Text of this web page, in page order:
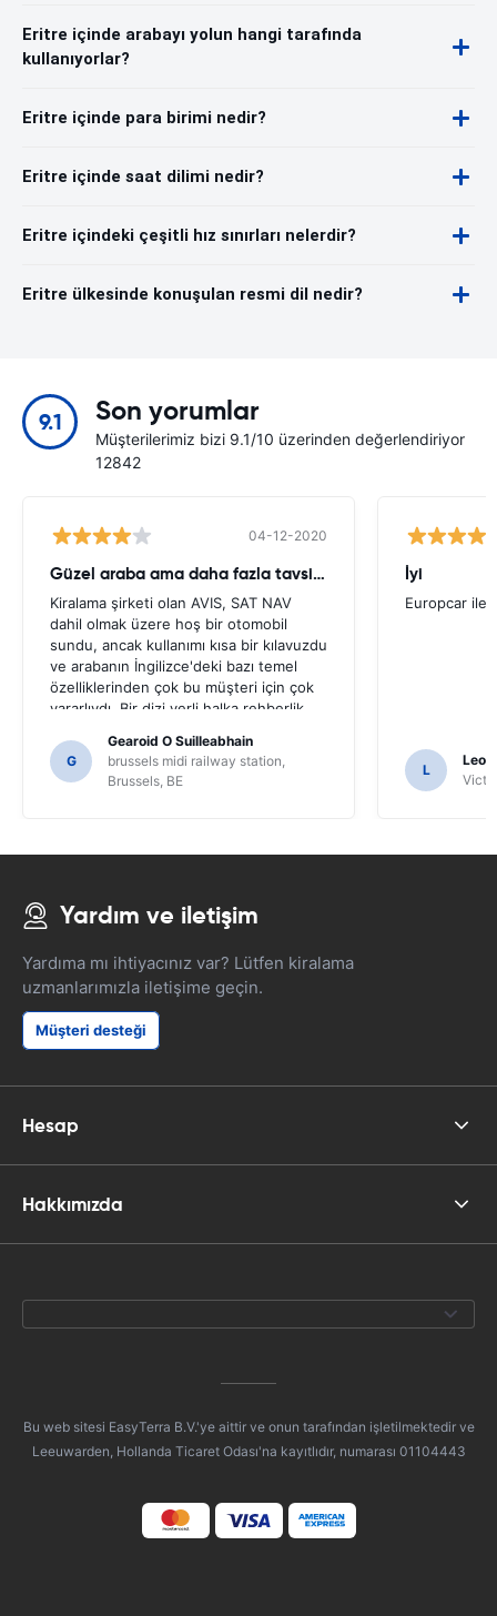
Eritre içinde arabayı yolun hangi tarafında
kullanıyorlar?
Eritre içinde para birimi nedir?
Eritre içinde saat dilimi nedir?
Eritre içindeki çeşitli hız sınırları nelerdir?
Eritre ülkesinde konuşulan resmi dil nedir?
9.1 Son yorumlar
Müşterilerimiz bizi 9.1/10 üzerinden değerlendiriyor
12842
04-12-2020
Güzel araba ama daha fazla tavsiye gerekli
Kiralama şirketi olan AVIS, SAT NAV
dahil olmak üzere hoş bir otomobil
sundu, ancak kullanımı kısa bir kılavuzdu
ve arabanın İngilizce'deki bazı temel
özelliklerinden çok bu müşteri için çok
yararlıydı. Bir dizi yerli halka rehberlik
yalnızca SAT NAV'ın işlevlerini
anlamamış olabiliriz.
G
Gearoid O Suilleabhain
brussels midi railway station,
Brussels, BE
İyi
Europcar ile
L
Yardım ve iletişim
Yardıma mı ihtiyacınız var? Lütfen kiralama
uzmanlarımızla iletişime geçin.
Müşteri desteği
Hesap
Hakkımızda
Bu web sitesi EasyTerra B.V.'ye aittir ve onun tarafından işletilmektedir ve
Leeuwarden, Hollanda Ticaret Odası'na kayıtlıdır, numarası 01104443